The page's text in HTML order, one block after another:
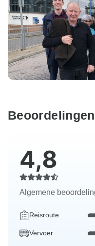
4,8
Algemene
Reisroute
Vervoer